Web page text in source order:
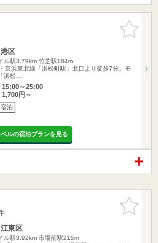
お気に入
りに追加
区
ル駅3.79km 竹芝駅184m
京浜東北線「浜松町駅」北口より徒歩7分。モ
浜松…
15:00～25:00
1,700円～
宿泊
ルの宿泊プランを見る
お気に入
りに追加
東区
ル駅3.92km 市場前駅215m